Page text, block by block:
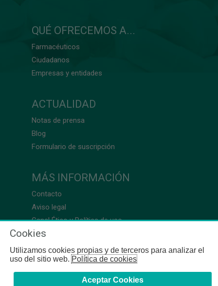
QUÉ OFRECEMOS A...
Farmacéuticos
Ciudadanos
Empresas y entidades
ACTUALIDAD
Notas de prensa
Blog
Formulario de suscripción
MÁS INFORMACIÓN
Contacto
Aviso legal
Canal Ético y Política de uso
Cookies
Utilizamos cookies propias y de terceros para analizar el
uso del sitio web.Política de cookies
Aceptar Cookies